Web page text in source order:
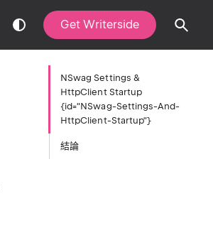
Get Writerside
NSwag Settings &
HttpClient Startup
{id="NSwag-Settings-And-
HttpClient-Startup"}
結論